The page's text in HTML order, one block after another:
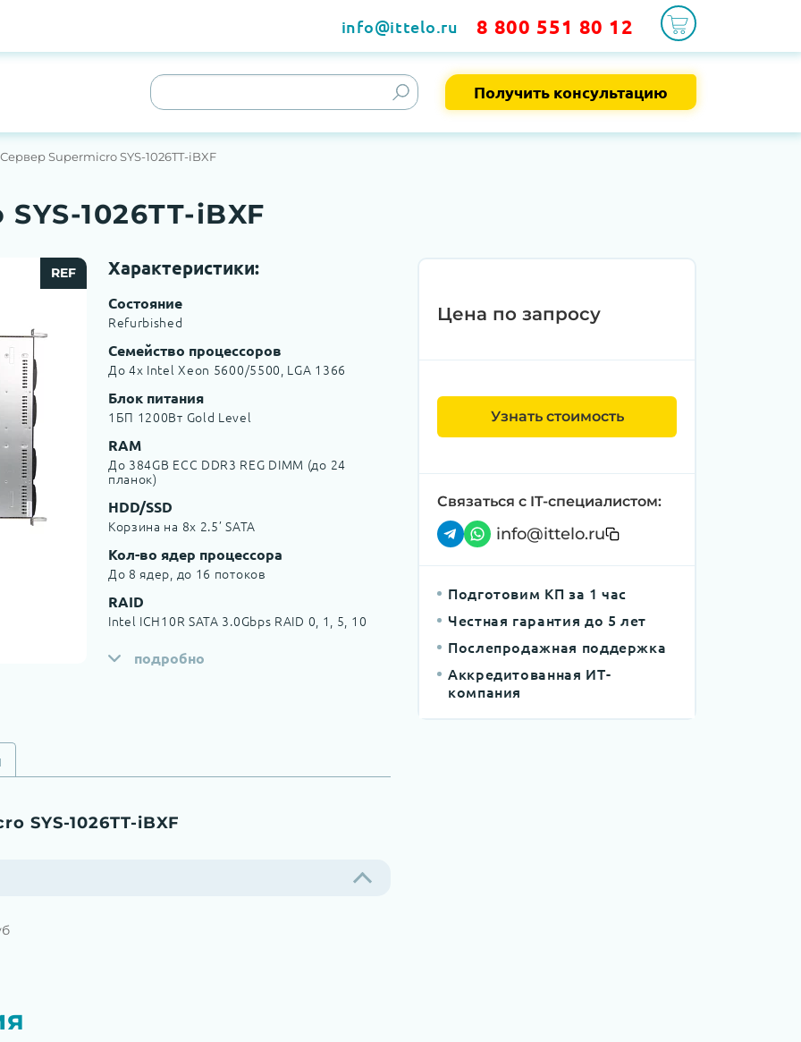
info@ittelo.ru 8 800 551 80 12
Получить консультацию
Сервер Supermicro SYS-1026TT-iBXF
1026TT-iBXF
REF Характеристики:
Состояние
Refurbished
Семейство процессоров
До 4х Intel Xeon 5600/5500, LGA 1366
Блок питания
1БП 1200Вт Gold Level
RAM
До 384GB ECC DDR3 REG DIMM (до 24
планок)
HDD/SSD
Корзина на 8x 2.5’ SATA
Кол-во ядер процессора
До 8 ядер, до 16 потоков
RAID
Intel ICH10R SATA 3.0Gbps RAID 0, 1, 5, 10
подробно
SYS-1026TT-iBXF
Цена по запросу
Узнать стоимость
Связаться с IT-специалистом:
info@ittelo.ru
Подготовим КП за 1 час
Честная гарантия до 5 лет
Послепродажная поддержка
Аккредитованная ИТ-
компания